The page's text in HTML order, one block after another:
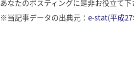
あなたのポスティングに是非お役立て下
※当記事データの出典元： e-stat(平成